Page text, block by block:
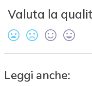
Valuta la
Leggi anche: